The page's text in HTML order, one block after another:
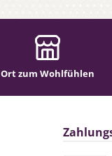
Ort zum Wohlfühlen